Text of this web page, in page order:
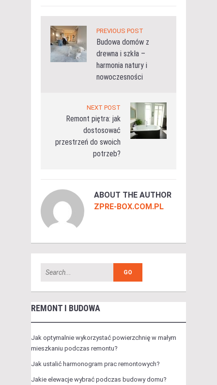
PREVIOUS POST
Budowa domów z
drewna i szkła –
harmonia natury i
nowoczesności
NEXT POST
Remont piętra: jak
dostosować
przestrzeń do swoich
potrzeb?
ABOUT THE AUTHOR
ZPRE-BOX.COM.PL
REMONT I BUDOWA
Jak optymalnie wykorzystać powierzchnię w małym
mieszkaniu podczas remontu?
Jak ustalić harmonogram prac remontowych?
Jakie elewacje wybrać podczas budowy domu?